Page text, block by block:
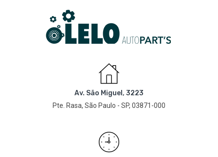
Av. São Miguel, 3223
Pte. Rasa, São Paulo - SP, 03871-000